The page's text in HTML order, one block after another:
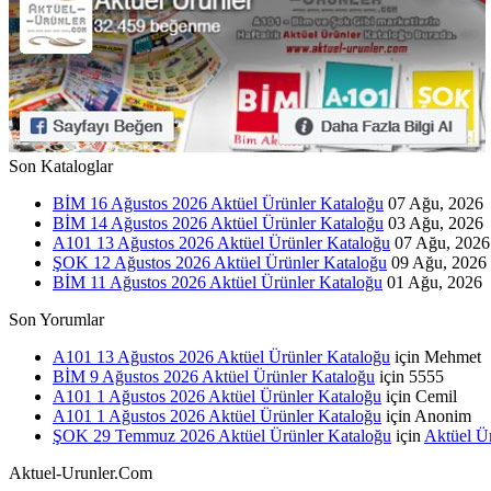
Son Kataloglar
BİM 16 Ağustos 2026 Aktüel Ürünler Kataloğu 07 Ağu, 2026
BİM 14 Ağustos 2026 Aktüel Ürünler Kataloğu 03 Ağu, 2026
A101 13 Ağustos 2026 Aktüel Ürünler Kataloğu 07 Ağu, 2026
ŞOK 12 Ağustos 2026 Aktüel Ürünler Kataloğu 09 Ağu, 2026
BİM 11 Ağustos 2026 Aktüel Ürünler Kataloğu 01 Ağu, 2026
Son Yorumlar
A101 13 Ağustos 2026 Aktüel Ürünler Kataloğu için Mehmet
BİM 9 Ağustos 2026 Aktüel Ürünler Kataloğu için 5555
A101 1 Ağustos 2026 Aktüel Ürünler Kataloğu için Cemil
A101 1 Ağustos 2026 Aktüel Ürünler Kataloğu için Anonim
ŞOK 29 Temmuz 2026 Aktüel Ürünler Kataloğu için Aktüel
Aktuel-Urunler.Com